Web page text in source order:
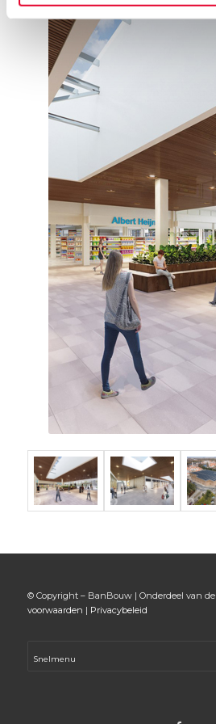
© Copyright – BanBouw | Onderdeel van de
voorwaarden | Privacybeleid